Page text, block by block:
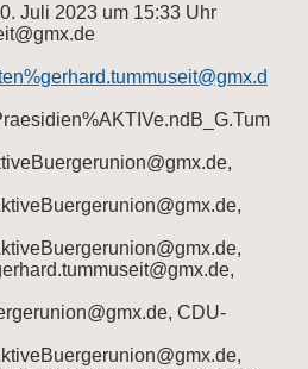
Juli 2023 um 15:33 Uhr
CDU-